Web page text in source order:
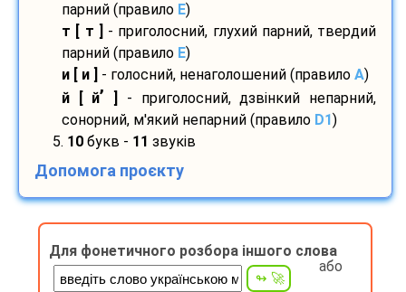
парний (правило E)
т [ т ]
- приголосний, глухий парний, твердий
парний (правило E)
и [ и ]
- голосний, ненаголошений (правило A)
й [ й’
- приголосний, дзвінкий непарний,
сонорний, м'який непарний (правило D1)
5. 10 букв - 11 звуків
Допомога проєкту
Для фонетичного розбора іншого слова
або